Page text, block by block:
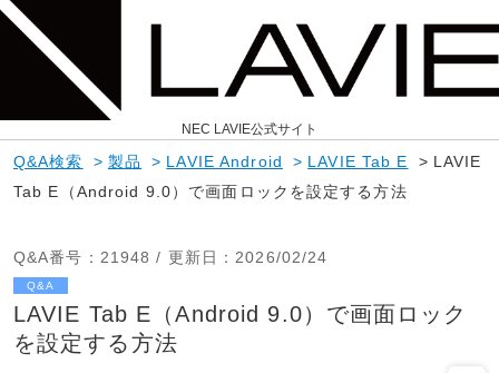
NEC LAVIE公式サイト
Q&A検索 > 製品 > LAVIE Android > LAVIE Tab E > LAVIE
Tab E（Android 9.0）で画面ロックを設定する方法
Q&A番号 ：21948 / 更新日 ：2026/02/24
Q&A
LAVIE Tab E（Android 9.0）で画面ロック
を設定する方法